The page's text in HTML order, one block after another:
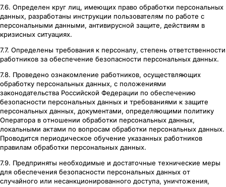
7.6. Определен круг лиц, имеющих право обработки персональных
данных, разработаны инструкции пользователям по работе с
персональными данными, антивирусной защите, действиям в
кризисных ситуациях.
7.7. Определены требования к персоналу, степень ответственности
работников за обеспечение безопасности персональных данных.
7.8. Проведено ознакомление работников, осуществляющих
обработку персональных данных, с положениями
законодательства Российской Федерации по обеспечению
безопасности персональных данных и требованиями к защите
персональных данных, документами, определяющими политику
Оператора в отношении обработки персональных данных,
локальными актами по вопросам обработки персональных данных.
Проводится периодическое обучение указанных работников
правилам обработки персональных данных.
7.9. Предприняты необходимые и достаточные технические меры
для обеспечения безопасности персональных данных от
случайного или несанкционированного доступа, уничтожения,